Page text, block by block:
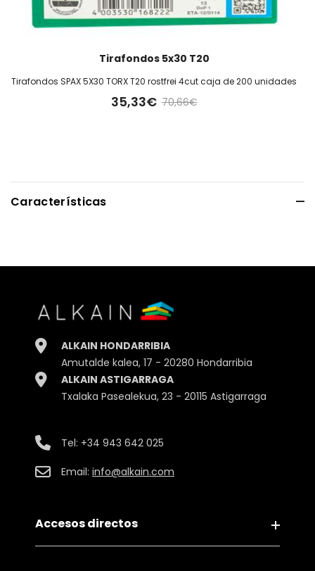
Tirafondos 5x30 T20
Tirafondos SPAX 5X30 TORX T20 rostfrei 4cut caja de 200 unidades
35,33€ 70,66€
Características
Alto 9.50cm.
Peso 94gr.
Embalaje Caja
ALKAIN HONDARRIBIA
Amutalde kalea, 17 - 20280 Hondarribia
ALKAIN ASTIGARRAGA
Txalaka Pasealekua, 23 - 20115 Astigarraga
Tel: +34 943 642 025
Email: info@alkain.com
Accesos directos